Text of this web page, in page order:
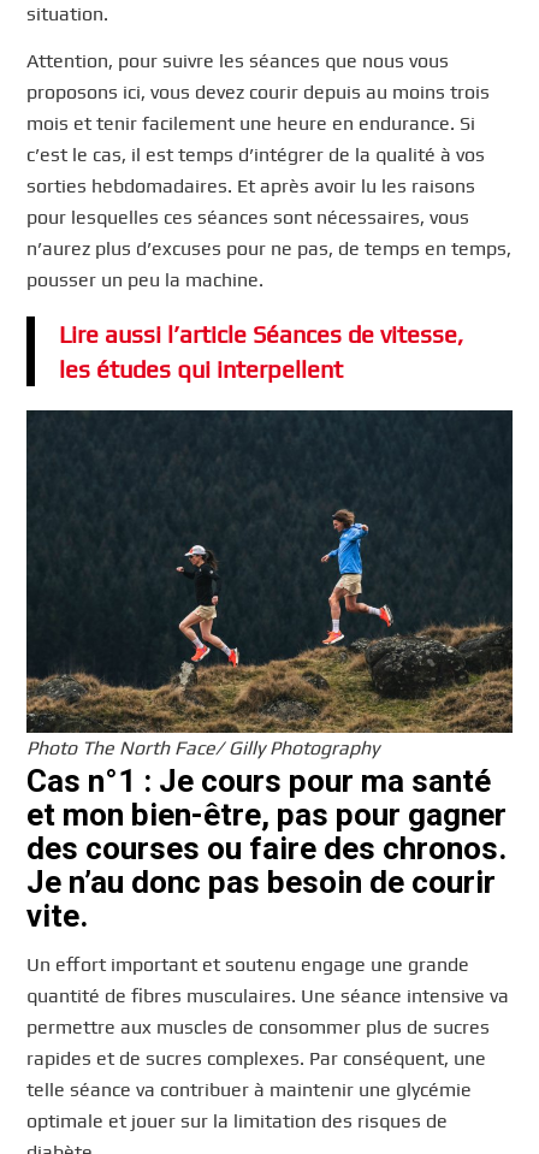
situation.
Attention, pour suivre les séances que nous vous
proposons ici, vous devez courir depuis au moins trois
mois et tenir facilement une heure en endurance. Si
c’est le cas, il est temps d’intégrer de la qualité à vos
sorties hebdomadaires. Et après avoir lu les raisons
pour lesquelles ces séances sont nécessaires, vous
n’aurez plus d’excuses pour ne pas, de temps en temps,
pousser un peu la machine.
Lire aussi l’article Séances de vitesse,
les études qui interpellent
Photo The North Face/ Gilly Photography
Cas n°1 : Je cours pour ma santé
et mon bien-être, pas pour gagner
des courses ou faire des chronos.
Je n’au donc pas besoin de courir
vite.
Un effort important et soutenu engage une grande
quantité de fibres musculaires. Une séance intensive va
permettre aux muscles de consommer plus de sucres
rapides et de sucres complexes. Par conséquent, une
telle séance va contribuer à maintenir une glycémie
optimale et jouer sur la limitation des risques de